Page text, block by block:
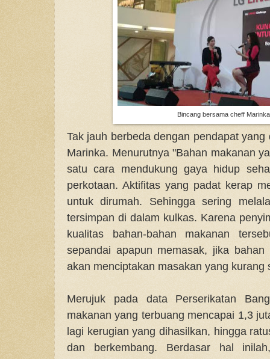
Bincang bersama cheff
Tak jauh berbeda dengan pendapat
Marinka. Menurutnya "Bahan makanan
satu cara mendukung gaya hidup
perkotaan. Aktifitas yang padat kerap
untuk dirumah. Sehingga sering
tersimpan di dalam kulkas. Karena
kualitas bahan-bahan makanan
sepandai apapun memasak, jika
akan menciptakan masakan yang kurang
Merujuk pada data Perserikatan
makanan yang terbuang mencapai 1,3
lagi kerugian yang dihasilkan, hingga
dan berkembang. Berdasar hal